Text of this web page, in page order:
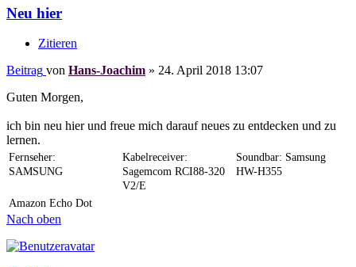
Neu hier
Zitieren
Beitrag von Hans-Joachim » 24. April 2018 13:07
Guten Morgen,
ich bin neu hier und freue mich darauf neues zu entdecken und zu
lernen.
Fernseher:
SAMSUNG
Kabelreceiver:
Sagemcom RCI88-320
V2/E
Soundbar: Samsung
HW-H355
Amazon Echo Dot
Nach oben